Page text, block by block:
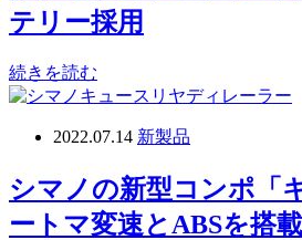
テリー採用
続きを読む
2022.07.14 新製品
シマノの新型コンポ「
ートマ変速とABSを搭載